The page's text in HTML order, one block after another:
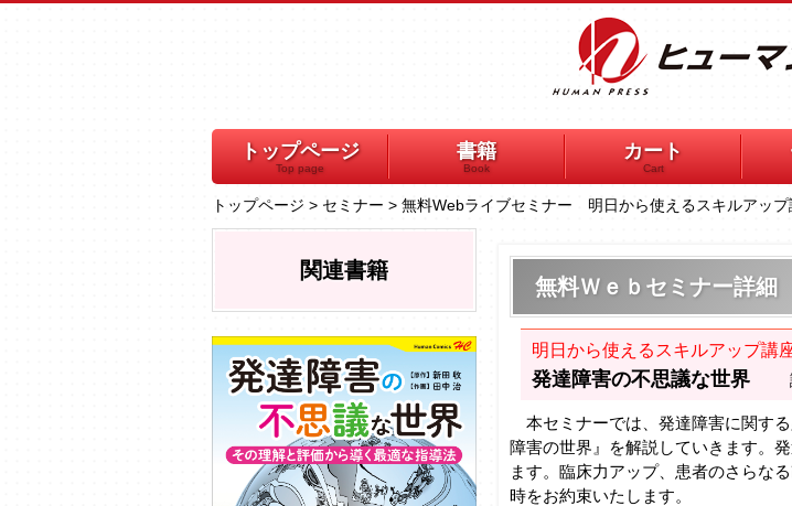
トップページ
Top page
書籍
Book
カート
Cart
トップページ > セミナー > 無料Webライブセミナー 明日から使えるスキルアップ
無料Ｗｅｂセミナー詳細
明日から使えるスキルアップ講
発達障害の不思議な世界
本セミナーでは、発達障害に関す
障害の世界』を解説していきます。
ます。臨床力アップ、患者のさらな
時をお約束いたします。
関連書籍